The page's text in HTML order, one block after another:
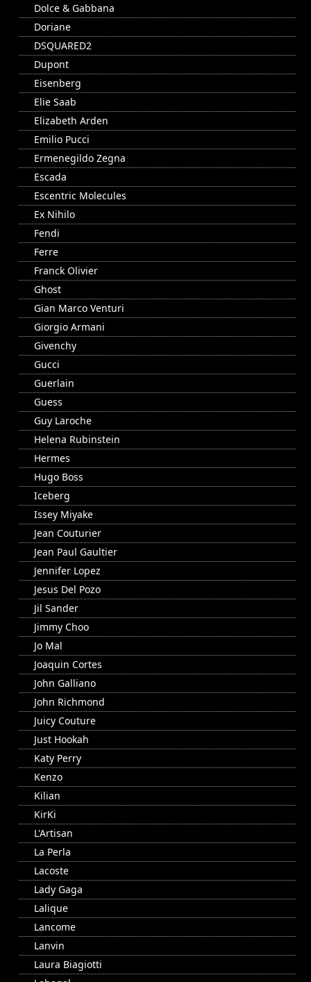
Dolce & Gabbana
Doriane
DSQUARED2
Dupont
Eisenberg
Elie Saab
Elizabeth Arden
Emilio Pucci
Ermenegildo Zegna
Escada
Escentric Molecules
Ex Nihilo
Fendi
Ferre
Franck Olivier
Ghost
Gian Marco Venturi
Giorgio Armani
Givenchy
Gucci
Guerlain
Guess
Guy Laroche
Helena Rubinstein
Hermes
Hugo Boss
Iceberg
Issey Miyake
Jean Couturier
Jean Paul Gaultier
Jennifer Lopez
Jesus Del Pozo
Jil Sander
Jimmy Choo
Jo Mal
Joaquin Cortes
John Galliano
John Richmond
Juicy Couture
Just Hookah
Katy Perry
Kenzo
Kilian
KirKi
L'Artisan
La Perla
Lacoste
Lady Gaga
Lalique
Lancome
Lanvin
Laura Biagiotti